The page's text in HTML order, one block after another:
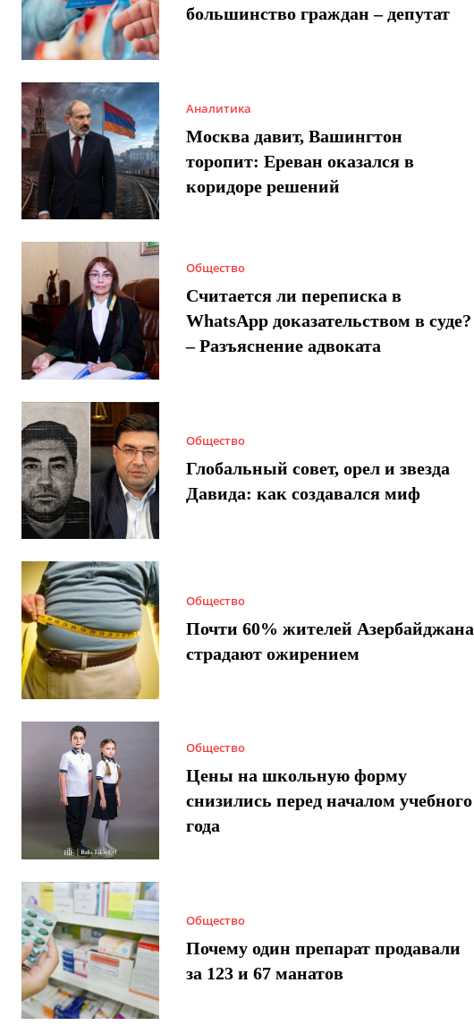
большинство граждан – депутат
Аналитика
Москва давит, Вашингтон
торопит: Ереван оказался в
коридоре решений
Общество
Считается ли переписка в
WhatsApp доказательством в суде?
– Разъяснение адвоката
Общество
Глобальный совет, орел и звезда
Давида: как создавался миф
Общество
Почти 60% жителей Азербайджана
страдают ожирением
Общество
Цены на школьную форму
снизились перед началом учебного
года
Общество
Почему один препарат продавали
за 123 и 67 манатов